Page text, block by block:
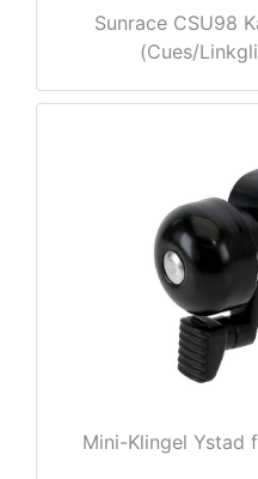
Sunrace CSU98
(Cues/
Mini-Klingel Ystad